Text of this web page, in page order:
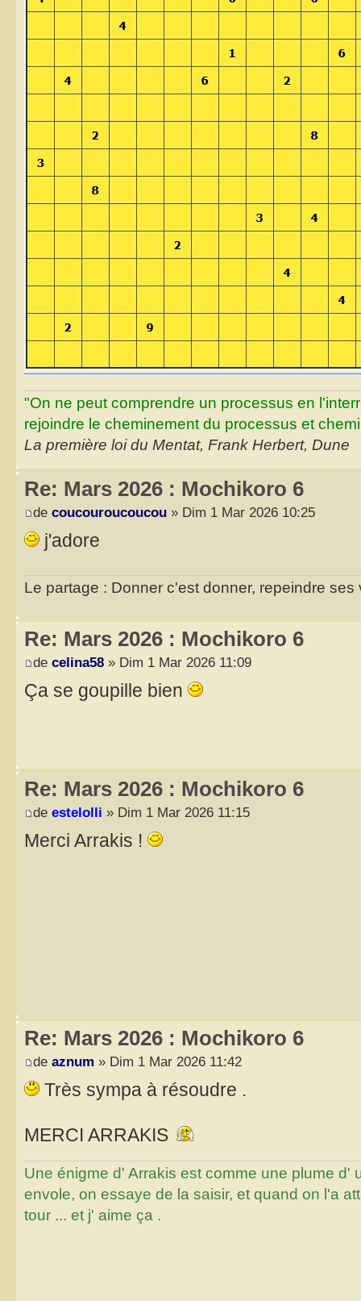
"On ne peut comprendre un processus en
rejoindre le cheminement du processus et
La première loi du Mentat, Frank Herbert, Dune
Re: Mars 2026 : Mochikoro 6
de coucouroucoucou » Dim 1 Mar 2026 10:25
j'adore
Le partage : Donner c'est donner, repeindre ses
Re: Mars 2026 : Mochikoro 6
de celina58 » Dim 1 Mar 2026 11:09
Ça se goupille bien
Re: Mars 2026 : Mochikoro 6
de estelolli » Dim 1 Mar 2026 11:15
Merci Arrakis !
Re: Mars 2026 : Mochikoro 6
de aznum » Dim 1 Mar 2026 11:42
Très sympa à résoudre .
MERCI ARRAKIS
Une énigme d' Arrakis est comme une plume d'
envole, on essaye de la saisir, et quand on l'a
tour ... et j' aime ça .